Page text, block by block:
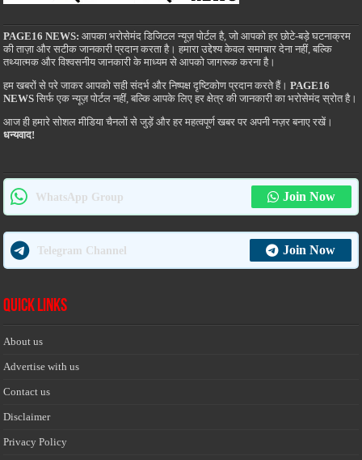
PAGE16 NEWS: आपका भरोसेमंद डिजिटल न्यूज़ पोर्टल है, जो आपको हर छोटे-बड़े घटनाक्रम
की ताज़ा और सटीक जानकारी प्रदान करता है। हमारा उद्देश्य केवल समाचार देना नहीं, बल्कि
तथ्यात्मक और विश्वसनीय जानकारी के माध्यम से आपको जागरूक करना है।
हम खबरों से परे जाकर आपको सही संदर्भ और निष्पक्ष दृष्टिकोण प्रदान करते हैं।PAGE16
NEWS सिर्फ एक न्यूज़ पोर्टल नहीं, बल्कि आपके लिए हर क्षेत्र की जानकारी का भरोसेमंद स्रोत है।
आज ही हमारे सोशल मीडिया चैनलों से जुड़ें और हर महत्वपूर्ण खबर पर अपनी नज़र बनाए रखें।
धन्यवाद!
WhatsApp Group Join Now
Telegram Channel Join Now
Quick Links
About us
Advertise with us
Contact us
Disclaimer
Privacy Policy